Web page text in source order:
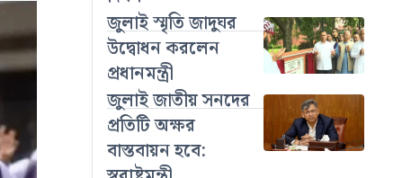
জুলাই স্মৃতি জাদুঘর
উদ্বোধন করলেন
প্রধানমন্ত্রী
জুলাই জাতীয় সনদের
প্রতিটি অক্ষর
বাস্তবায়ন হবে: